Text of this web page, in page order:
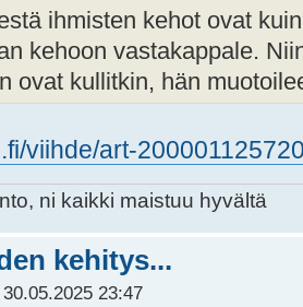
ihmisten kehot ovat
kehoon vastakappale.
ovat kullitkin, hän
viihde/art-
ni kaikki maistuu hyvältä
kehitys...
23:47